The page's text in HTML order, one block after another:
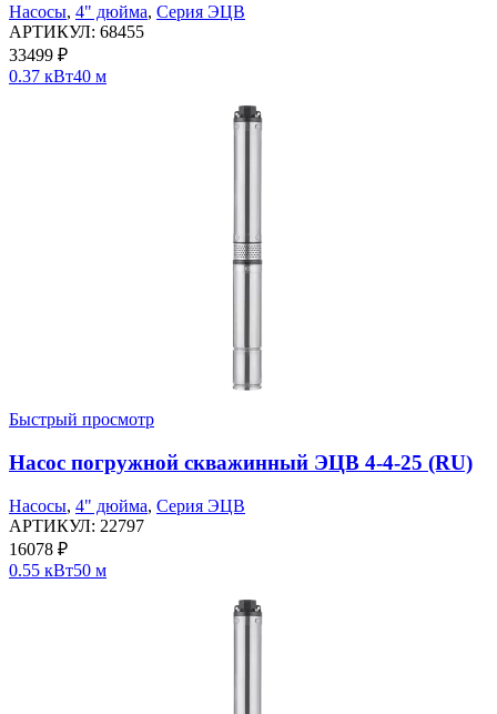
Насосы, 4" дюйма, Серия ЭЦВ
АРТИКУЛ: 68455
33499 ₽
0.37 кВт40 м
Быстрый просмотр
Насос погружной скважинный ЭЦВ 4-4-25 (RU)
Насосы, 4" дюйма, Серия ЭЦВ
АРТИКУЛ: 22797
16078 ₽
0.55 кВт50 м